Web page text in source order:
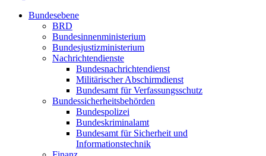
Bundesebene
BRD
Bundesinnenministerium
Bundesjustizministerium
Nachrichtendienste
Bundesnachrichtendienst
Militärischer Abschirmdienst
Bundesamt für Verfassungsschutz
Bundessicherheitsbehörden
Bundespolizei
Bundeskriminalamt
Bundesamt für Sicherheit und
Informationstechnik